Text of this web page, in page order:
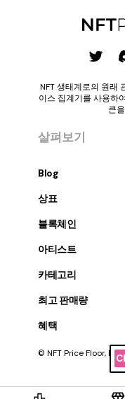
NFT 생태계로의 원래
이스 집계기를 사용하
큰
살펴보기
Blog
상표
블록체인
아티스트
카테고리
최고 판매량
혜택
© NFT Price Floor, Inc.